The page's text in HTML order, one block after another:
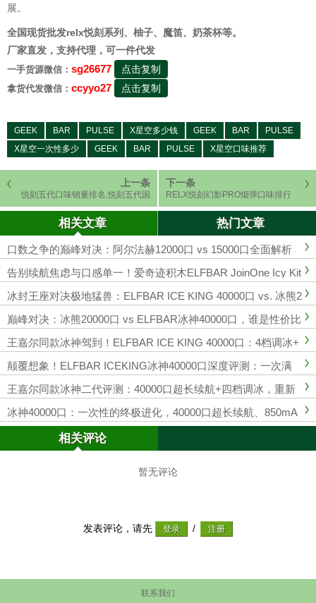
展。
全国现货批发relx悦刻系列、柚子、魔笛、奶茶杯等。
厂家直发，支持代理，可一件代发
一手货源微信： sg26677 点击复制
拿货代发微信： ccyyo27 点击复制
GEEK BAR PULSE X星空多少钱 GEEK BAR
PULSE
X星空一次性多少
GEEK BAR PULSE X星空口味推荐
上一条
悦刻五代口味销量排名,悦刻五代国
标价格
下一条
RELX悦刻幻影PRO烟弹口味排行
榜，2026年最受欢迎口味评测
相关文章 热门文章
口数之争的巅峰对决：阿尔法赫12000口 vs 15000口全面解析
告别续航焦虑与口感单一！爱奇迹积木ELFBAR JoinOne Icy Kit
深度评测：20000口+三级冰度调节，重新定义可换弹电子烟
冰封王座对决极地猛兽：ELFBAR ICE KING 40000口 vs. 冰熊2
0000，谁才是今夏消暑神器？
巅峰对决：冰熊20000口 vs ELFBAR冰神40000口，谁是性价比
之王？
王嘉尔同款冰神驾到！ELFBAR ICE KING 40000口：4档调冰+
Turbo模式，如何颠覆一次性电子烟体验？
颠覆想象！ELFBAR ICEKING冰神40000口深度评测：一次满
足，冰感自由
王嘉尔同款冰神二代评测：40000口超长续航+四档调冰，重新
定义一次性电子烟天花板！
冰神40000口：一次性的终极进化，40000口超长续航、850mA
h可充、5档冰度调节
相关评论
暂无评论
发表评论，请先 /
联系我们